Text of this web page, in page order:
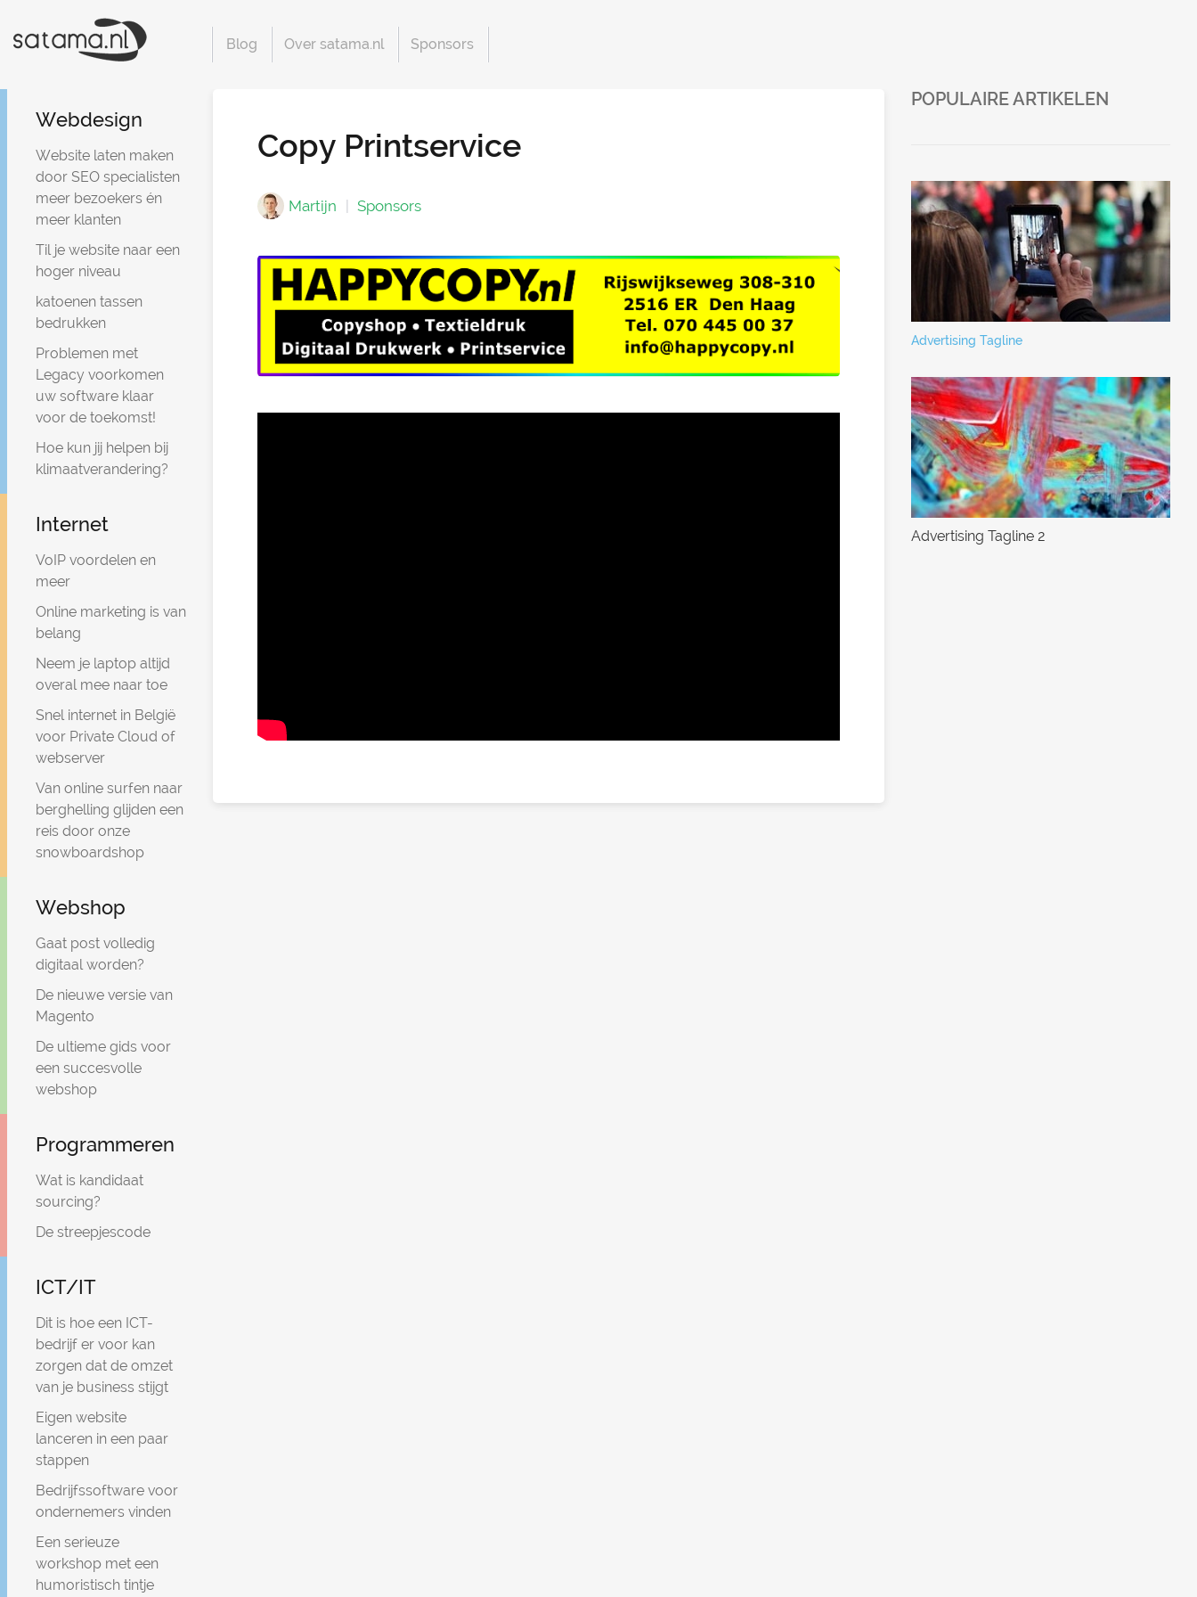
Blog Over satama.nl Sponsors
Webdesign
Website laten maken
door SEO specialisten
meer bezoekers én
meer klanten
Til je website naar een
hoger niveau
katoenen tassen
bedrukken
Problemen met
Legacy voorkomen
uw software klaar
voor de toekomst!
Hoe kun jij helpen bij
klimaatverandering?
Internet
VoIP voordelen en
meer
Online marketing is van
belang
Neem je laptop altijd
overal mee naar toe
Snel internet in België
voor Private Cloud of
webserver
Van online surfen naar
berghelling glijden een
reis door onze
snowboardshop
Webshop
Gaat post volledig
digitaal worden?
De nieuwe versie van
Magento
De ultieme gids voor
een succesvolle
webshop
Programmeren
Wat is kandidaat
sourcing?
De streepjescode
ICT/IT
Dit is hoe een ICT-
bedrijf er voor kan
zorgen dat de omzet
van je business stijgt
Eigen website
lanceren in een paar
stappen
Bedrijfssoftware voor
ondernemers vinden
Een serieuze
workshop met een
humoristisch tintje
Copy Printservice
Martijn Sponsors
POPULAIRE ARTIKELEN
Advertising Tagline
Advertising Tagline 2